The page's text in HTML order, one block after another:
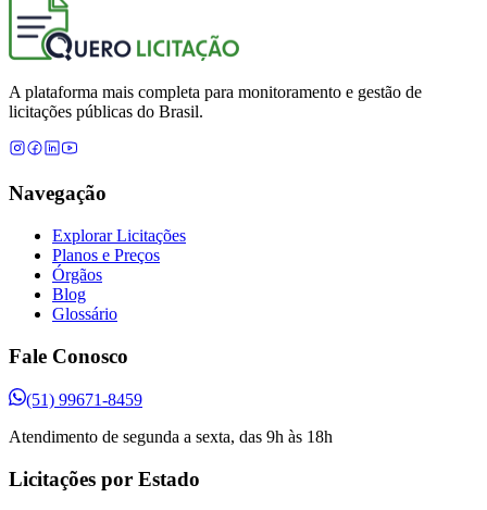
A plataforma mais completa para monitoramento e gestão de
licitações públicas do Brasil.
Navegação
Explorar Licitações
Planos e Preços
Órgãos
Blog
Glossário
Fale Conosco
(51) 99671-8459
Atendimento de segunda a sexta, das 9h às 18h
Licitações por Estado